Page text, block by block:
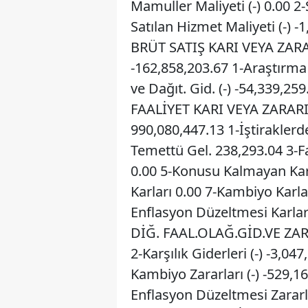
Mamuller Maliyeti (-) 0.00
Satılan Hizmet Maliyeti (-) -
BRÜT SATIŞ KARI VEYA
-162,858,203.67 1-
ve Dağıt. Gid. (-) -
FAALİYET KARI VEYA
990,080,447.13 1-
Temettü Gel. 238,293.04 3-
0.00 5-Konusu Kalmayan
Karları 0.00 7-Kambiyo
Enflasyon Düzeltmesi
DİĞ. FAAL.OLAĞ.GİD.VE
2-Karşılık Giderleri (-) -
Kambiyo Zararları (-) -
Enflasyon Düzeltmesi